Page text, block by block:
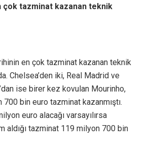
çok tazminat kazanan teknik
en çok tazminat kazanan teknik
Chelsea’den iki, Real Madrid ve
ise birer kez kovulan Mourinho,
bin euro tazminat kazanmıştı.
euro alacağı varsayılırsa
aldığı tazminat 119 milyon 700 bin